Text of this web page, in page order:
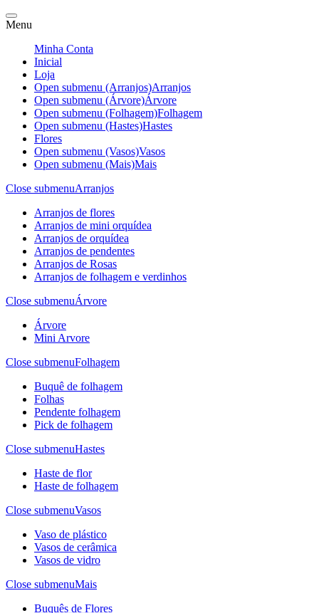
Menu
Minha Conta
Inicial
Loja
Open submenu (Arranjos)Arranjos
Open submenu (Árvore)Árvore
Open submenu (Folhagem)Folhagem
Open submenu (Hastes)Hastes
Flores
Open submenu (Vasos)Vasos
Open submenu (Mais)Mais
Close submenuArranjos
Arranjos de flores
Arranjos de mini orquídea
Arranjos de orquídea
Arranjos de pendentes
Arranjos de Rosas
Arranjos de folhagem e verdinhos
Close submenuÁrvore
Árvore
Mini Arvore
Close submenuFolhagem
Buquê de folhagem
Folhas
Pendente folhagem
Pick de folhagem
Close submenuHastes
Haste de flor
Haste de folhagem
Close submenuVasos
Vaso de plástico
Vasos de cerâmica
Vasos de vidro
Close submenuMais
Buquês de Flores